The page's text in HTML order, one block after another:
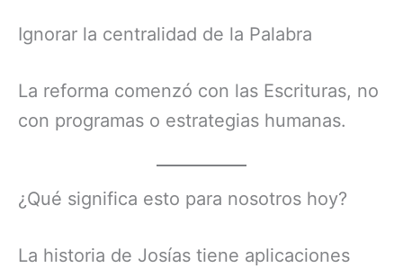
Ignorar la centralidad de la Palabra
La reforma comenzó con las Escrituras, no
con programas o estrategias humanas.
¿Qué significa esto para nosotros hoy?
La historia de Josías tiene aplicaciones